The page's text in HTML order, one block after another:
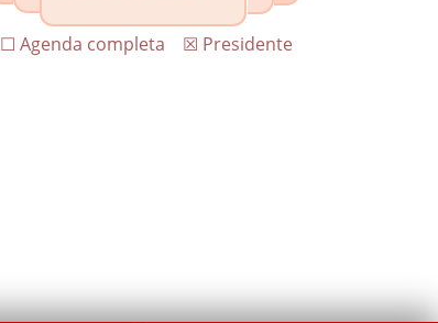
☒ Presidente
☐ Agenda completa